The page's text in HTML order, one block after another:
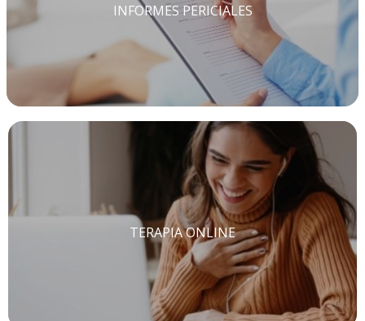
INFORMES PERICIALES
TERAPIA ONLINE